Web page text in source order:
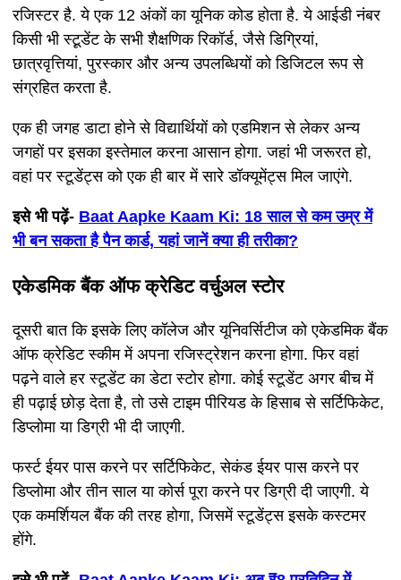
रजिस्टर है. ये एक 12 अंकों का यूनिक कोड होता है. ये आईडी नंबर
किसी भी स्टू़डेंट के सभी शैक्षणिक रिकॉर्ड, जैसे डिग्रियां,
छात्रवृत्तियां, पुरस्कार और अन्य उपलब्धियों को डिजिटल रूप से
संग्रहित करता है.
एक ही जगह डाटा होने से विद्यार्थियों को एडमिशन से लेकर अन्य
जगहों पर इसका इस्तेमाल करना आसान होगा. जहां भी जरूरत हो,
वहां पर स्टूडेंट्स को एक ही बार में सारे डॉक्यूमेंट्स मिल जाएंगे.
इसे भी पढ़ें- Baat Aapke Kaam Ki: 18 साल से कम उम्र में
भी बन सकता है पैन कार्ड, यहां जानें क्या ही तरीका?
एकेडमिक बैंक ऑफ क्रेडिट वर्चुअल स्टोर
दूसरी बात कि इसके लिए कॉलेज और यूनिवर्सिटीज को एकेडमिक बैंक
ऑफ क्रेडिट स्कीम में अपना रजिस्ट्रेशन करना होगा. फिर वहां
पढ़ने वाले हर स्टूडेंट का डेटा स्टोर होगा. कोई स्टूडेंट अगर बीच में
ही पढ़ाई छोड़ देता है, तो उसे टाइम पीरियड के हिसाब से सर्टिफिकेट,
डिप्लोमा या डिग्री भी दी जाएगी.
फर्स्ट ईयर पास करने पर सर्टिफिकेट, सेकंड ईयर पास करने पर
डिप्लोमा और तीन साल या कोर्स पूरा करने पर डिग्री दी जाएगी. ये
एक कमर्शियल बैंक की तरह होगा, जिसमें स्टूडेंट्स इसके कस्टमर
होंगे.